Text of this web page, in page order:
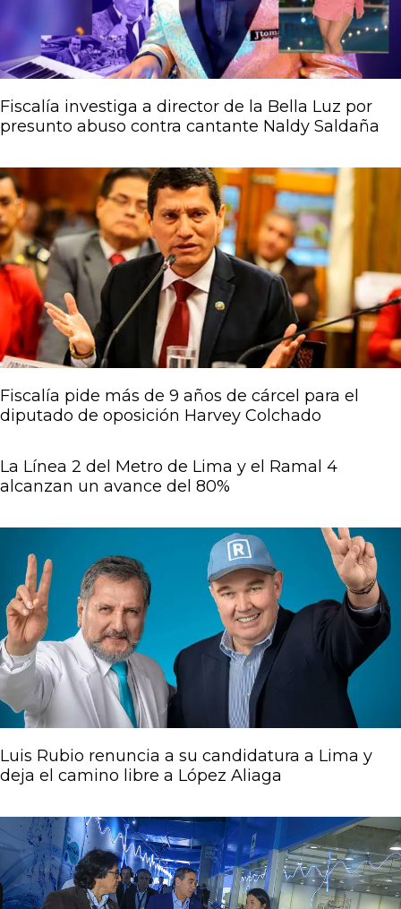
Fiscalía investiga a director de la Bella Luz por
presunto abuso contra cantante Naldy Saldaña
Fiscalía pide más de 9 años de cárcel para el
diputado de oposición Harvey Colchado
La Línea 2 del Metro de Lima y el Ramal 4
alcanzan un avance del 80%
Luis Rubio renuncia a su candidatura a Lima y
deja el camino libre a López Aliaga